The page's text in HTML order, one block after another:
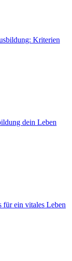
Kriterien
dein Leben
für ein vitales Leben